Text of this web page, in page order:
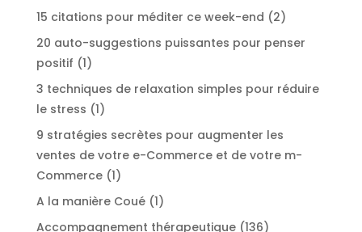
produits
15 citations pour méditer ce week-end 22
20 auto-suggestions puissantes pour penser
positif 11
produit
3 techniques de relaxation simples pour réduire
le stress 11
produit
9 stratégies secrètes pour augmenter les
ventes de votre e-Commerce et de votre m-
Commerce 11
produit
A la manière Coué 11
produit
Accompagnement thérapeutique 136136